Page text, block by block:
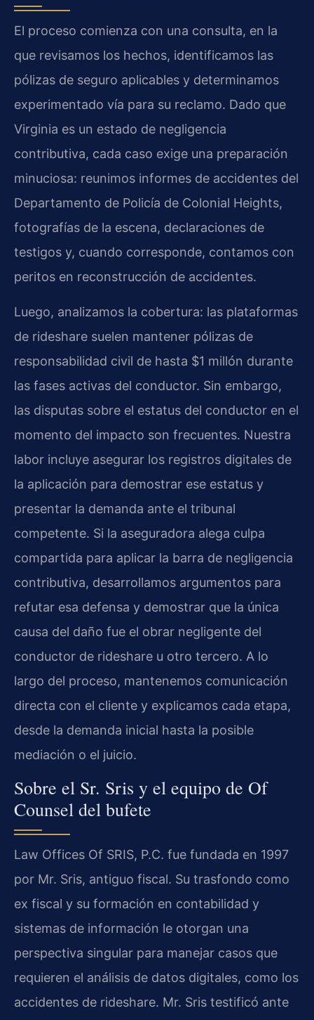
El proceso comienza con una consulta, en la
que revisamos los hechos, identificamos las
pólizas de seguro aplicables y determinamos
experimentado vía para su reclamo. Dado que
Virginia es un estado de negligencia
contributiva, cada caso exige una preparación
minuciosa: reunimos informes de accidentes del
Departamento de Policía de Colonial Heights,
fotografías de la escena, declaraciones de
testigos y, cuando corresponde, contamos con
peritos en reconstrucción de accidentes.
Luego, analizamos la cobertura: las plataformas
de rideshare suelen mantener pólizas de
responsabilidad civil de hasta $1 millón durante
las fases activas del conductor. Sin embargo,
las disputas sobre el estatus del conductor en el
momento del impacto son frecuentes. Nuestra
labor incluye asegurar los registros digitales de
la aplicación para demostrar ese estatus y
presentar la demanda ante el tribunal
competente. Si la aseguradora alega culpa
compartida para aplicar la barra de negligencia
contributiva, desarrollamos argumentos para
refutar esa defensa y demostrar que la única
causa del daño fue el obrar negligente del
conductor de rideshare u otro tercero. A lo
largo del proceso, mantenemos comunicación
directa con el cliente y explicamos cada etapa,
desde la demanda inicial hasta la posible
mediación o el juicio.
Sobre el Sr. Sris y el equipo de Of
Counsel del bufete
Law Offices Of SRIS, P.C. fue fundada en 1997
por Mr. Sris, antiguo fiscal. Su trasfondo como
ex fiscal y su formación en contabilidad y
sistemas de información le otorgan una
perspectiva singular para manejar casos que
requieren el análisis de datos digitales, como los
accidentes de rideshare. Mr. Sris testificó ante